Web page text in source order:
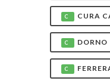
C CURA
C DORNO
C